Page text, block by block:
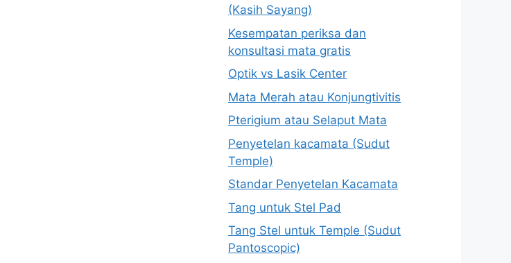
(Kasih Sayang)
Kesempatan periksa dan
konsultasi mata gratis
Optik vs Lasik Center
Mata Merah atau Konjungtivitis
Pterigium atau Selaput Mata
Penyetelan kacamata (Sudut
Temple)
Standar Penyetelan Kacamata
Tang untuk Stel Pad
Tang Stel untuk Temple (Sudut
Pantoscopic)